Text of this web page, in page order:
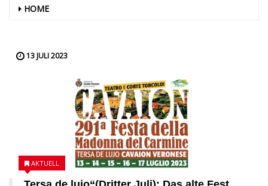
HOME
13 JULI 2023
AKTUELL